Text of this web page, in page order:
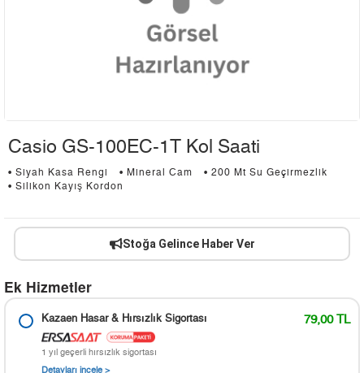
Casio GS-100EC-1T Kol Saati
• Siyah Kasa Rengi • Mineral Cam
• 200 Mt Su Geçirmezlik
• Silikon Kayış Kordon
Stoğa Gelince Haber Ver
Ek Hizmetler
Kazaen Hasar & Hırsızlık Sigortası 79,00 TL
1 yıl geçerli hırsızlık sigortası
Detayları incele >